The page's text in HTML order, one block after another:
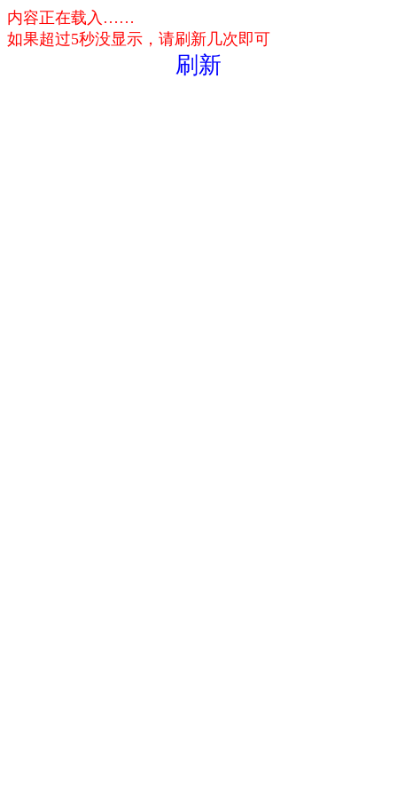
内容正在载入……
如果超过5秒没显示，请刷新几次即可
刷新